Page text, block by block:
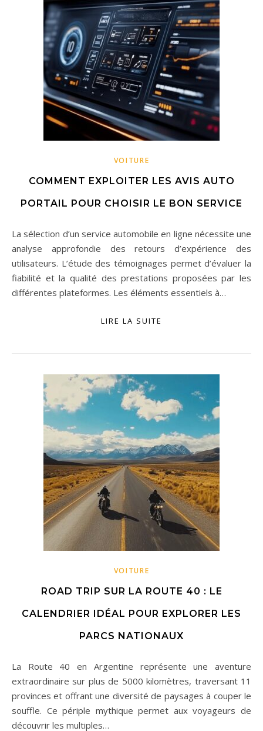
VOITURE
COMMENT EXPLOITER LES AVIS AUTO
PORTAIL POUR CHOISIR LE BON SERVICE
La sélection d’un service automobile en ligne nécessite une
analyse approfondie des retours d’expérience des
utilisateurs. L’étude des témoignages permet d’évaluer la
fiabilité et la qualité des prestations proposées par les
différentes plateformes. Les éléments essentiels à…
LIRE LA SUITE
VOITURE
ROAD TRIP SUR LA ROUTE 40 : LE
CALENDRIER IDÉAL POUR EXPLORER LES
PARCS NATIONAUX
La Route 40 en Argentine représente une aventure
extraordinaire sur plus de 5000 kilomètres, traversant 11
provinces et offrant une diversité de paysages à couper le
souffle. Ce périple mythique permet aux voyageurs de
découvrir les multiples…